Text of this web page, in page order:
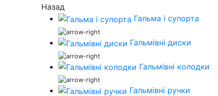
Назад
Гальма і супорта
Гальмівні диски
Гальмівні колодки
Гальмівні ручки